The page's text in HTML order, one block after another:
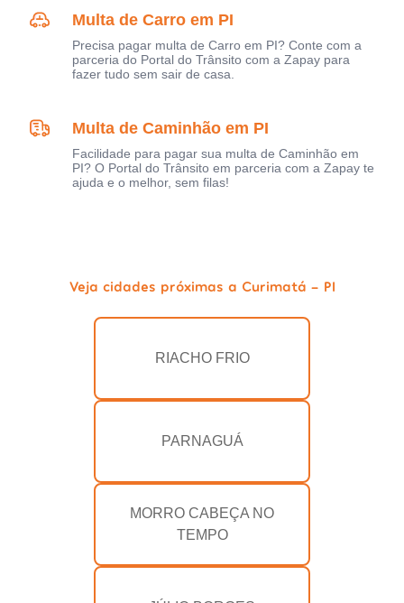
Multa de Carro em PI
Precisa pagar multa de Carro em PI? Conte com a
parceria do Portal do Trânsito com a Zapay para
fazer tudo sem sair de casa.
Multa de Caminhão em PI
Facilidade para pagar sua multa de Caminhão em
PI? O Portal do Trânsito em parceria com a Zapay te
ajuda e o melhor, sem filas!
Veja cidades próximas a Curimatá - PI
RIACHO FRIO
PARNAGUÁ
MORRO CABEÇA NO
TEMPO